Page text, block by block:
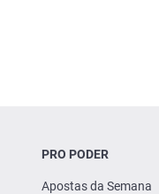
PRO PODER
Apostas da Semana